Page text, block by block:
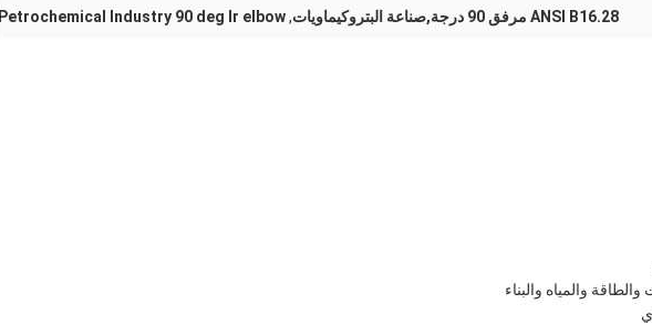
ANSI B16.28 مرفق 90 درجة,صناعة البتروكيماويات ,
Petrochemical Industry 90 deg lr elbow
والمياه والبناء